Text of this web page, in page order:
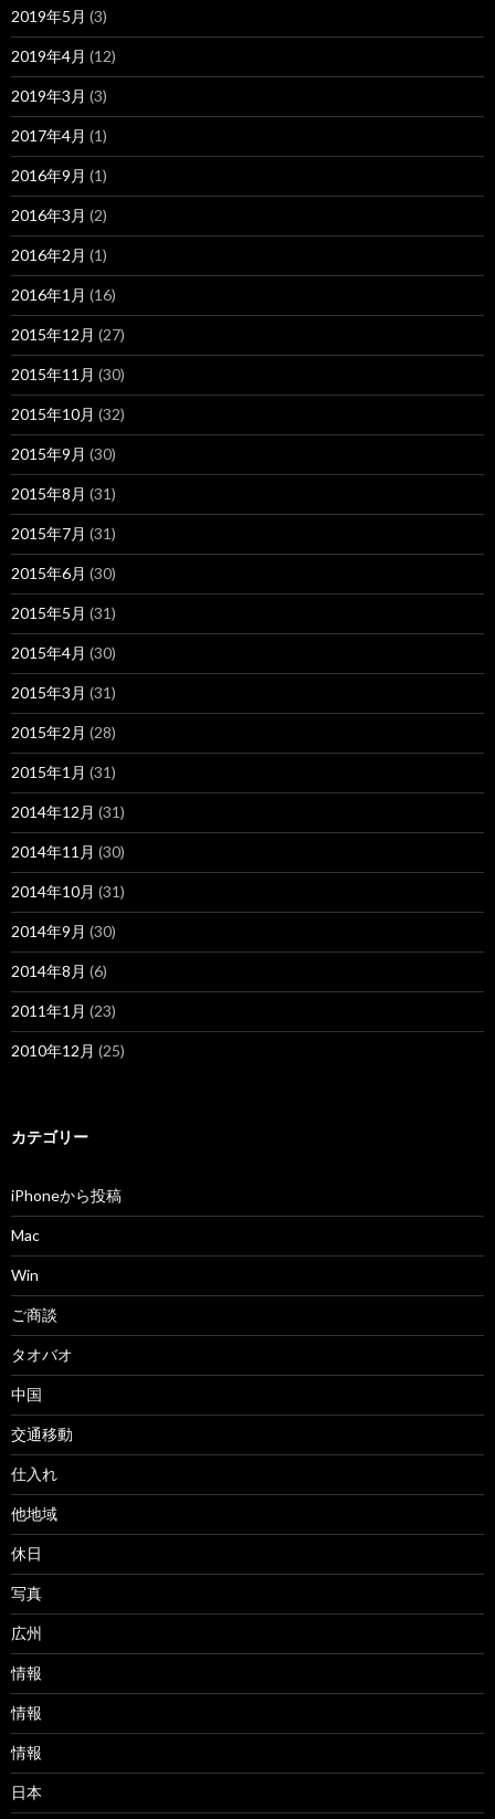
2019年5月 (3)
2019年4月 (12)
2019年3月 (3)
2017年4月 (1)
2016年9月 (1)
2016年3月 (2)
2016年2月 (1)
2016年1月 (16)
2015年12月 (27)
2015年11月 (30)
2015年10月 (32)
2015年9月 (30)
2015年8月 (31)
2015年7月 (31)
2015年6月 (30)
2015年5月 (31)
2015年4月 (30)
2015年3月 (31)
2015年2月 (28)
2015年1月 (31)
2014年12月 (31)
2014年11月 (30)
2014年10月 (31)
2014年9月 (30)
2014年8月 (6)
2011年1月 (23)
2010年12月 (25)
カテゴリー
iPhoneから投稿
Mac
Win
ご商談
タオバオ
中国
交通移動
仕入れ
他地域
休日
写真
広州
情報
情報
情報
日本